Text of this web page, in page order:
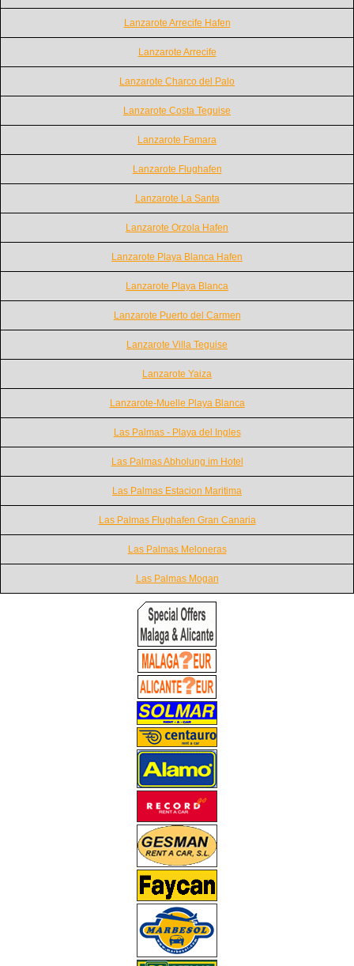
Lanzarote Arrecife Hafen
Lanzarote Arrecife
Lanzarote Charco del Palo
Lanzarote Costa Teguise
Lanzarote Famara
Lanzarote Flughafen
Lanzarote La Santa
Lanzarote Orzola Hafen
Lanzarote Playa Blanca Hafen
Lanzarote Playa Blanca
Lanzarote Puerto del Carmen
Lanzarote Villa Teguise
Lanzarote Yaiza
Lanzarote-Muelle Playa Blanca
Las Palmas - Playa del Ingles
Las Palmas Abholung im Hotel
Las Palmas Estacion Maritima
Las Palmas Flughafen Gran Canaria
Las Palmas Meloneras
Las Palmas Mogan